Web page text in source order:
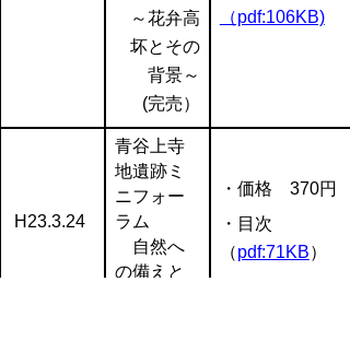
～花弁高
坏とその
背景～
(完売）
（pdf:106KB)
H23.3.24
青谷上寺
地遺跡ミ
ニフォー
ラム
自然へ
の備えと
・価格 370円
・目次
（pdf:71KB）